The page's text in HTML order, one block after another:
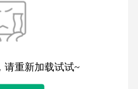
请重新加载试试~